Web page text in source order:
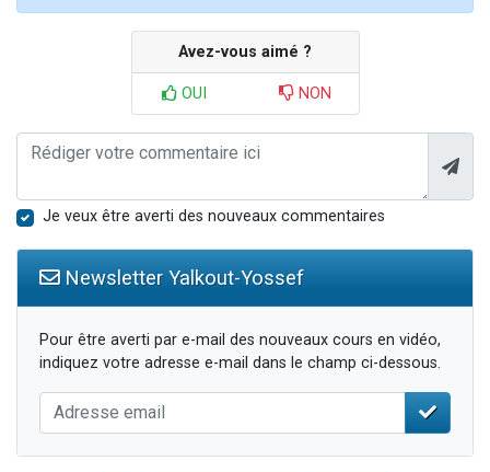
Avez-vous aimé ?
OUI NON
Je veux être averti des nouveaux commentaires
Newsletter Yalkout-Yossef
Pour être averti par e-mail des nouveaux cours en vidéo,
indiquez votre adresse e-mail dans le champ ci-dessous.